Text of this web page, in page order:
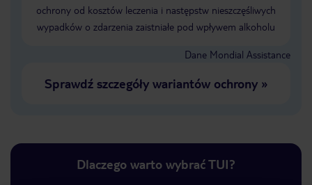
ochrony od kosztów leczenia i następstw nieszczęśliwych
wypadków o zdarzenia zaistniałe pod wpływem alkoholu
Dane Mondial Assistance
Sprawdź szczegóły wariantów ochrony»
Dlaczego warto wybrać TUI?